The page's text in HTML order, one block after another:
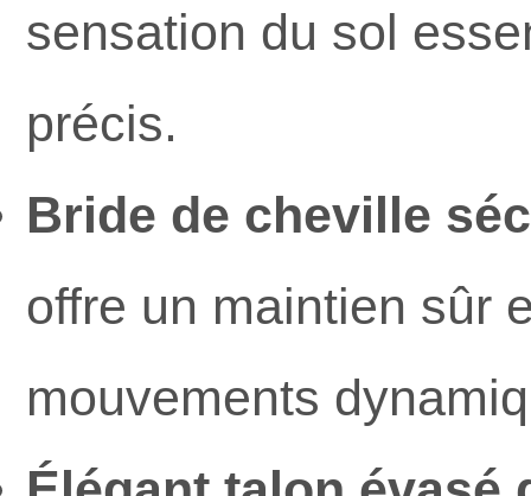
sensation du sol
précis.
Bride de cheville
offre un maintien sûr
mouvements